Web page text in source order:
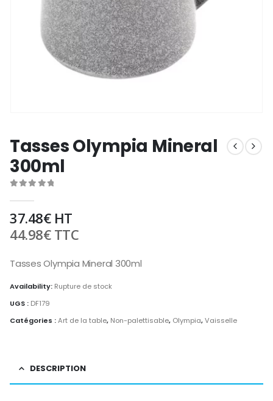
Tasses Olympia Mineral
300ml
37.48€HT
44.98€TTC
Tasses Olympia Mineral 300ml
Availability: Rupture de stock
UGS : DF179
Catégories :Art de la table, Non-palettisable, Olympia,Vaisselle
DESCRIPTION